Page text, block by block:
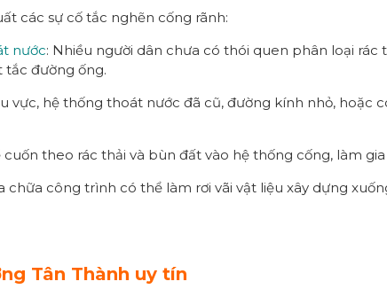
các sự cố tắc nghẽn cống rãnh:
nước: Nhiều người dân chưa có thói quen phân loại
tắc đường ống.
vực, hệ thống thoát nước đã cũ, đường kính nhỏ, hoặc
cuốn theo rác thải và bùn đất vào hệ thống cống, làm
chữa công trình có thể làm rơi vãi vật liệu xây dựng
Tân Thành uy tín